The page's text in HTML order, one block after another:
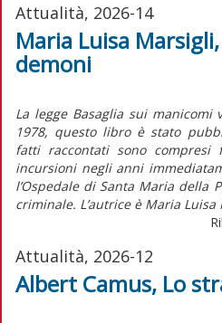
Attualità, 2026-14
Maria Luisa
demoni
La legge Basaglia sui manicomi
1978, questo libro è stato
fatti raccontati sono
incursioni negli anni
l’Ospedale di Santa Maria della
criminale. L’autrice è Maria
Attualità, 2026-12
Albert Camus, Lo